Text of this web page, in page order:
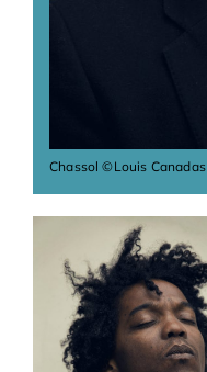
Chassol ©Louis Canadas